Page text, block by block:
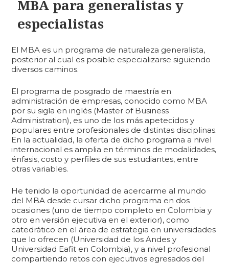
MBA para generalistas y
especialistas
El MBA es un programa de naturaleza generalista,
posterior al cual es posible especializarse siguiendo
diversos caminos.
El programa de posgrado de maestría en
administración de empresas, conocido como MBA
por su sigla en inglés (Master of Business
Administration), es uno de los más apetecidos y
populares entre profesionales de distintas disciplinas.
En la actualidad, la oferta de dicho programa a nivel
internacional es amplia en términos de modalidades,
énfasis, costo y perfiles de sus estudiantes, entre
otras variables.
He tenido la oportunidad de acercarme al mundo
del MBA desde cursar dicho programa en dos
ocasiones (uno de tiempo completo en Colombia y
otro en versión ejecutiva en el exterior), como
catedrático en el área de estrategia en universidades
que lo ofrecen (Universidad de los Andes y
Universidad Eafit en Colombia), y a nivel profesional
compartiendo retos con ejecutivos egresados del